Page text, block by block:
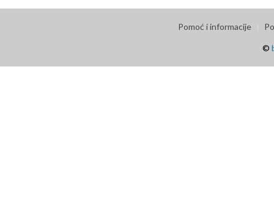
Pomoć i informacije
©